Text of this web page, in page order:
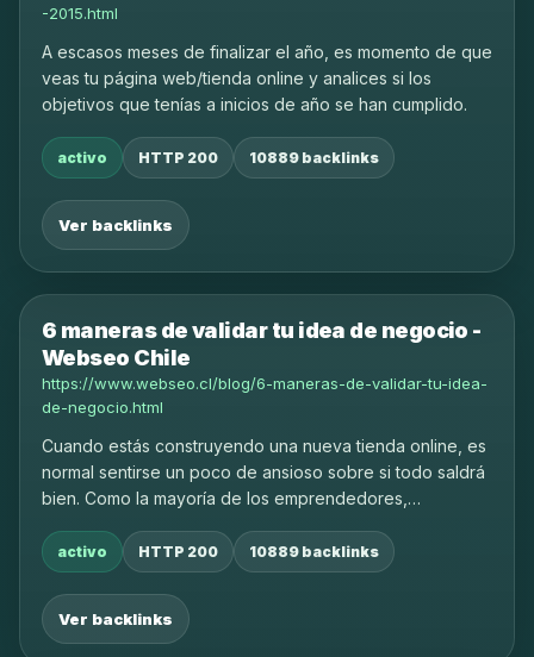
-2015.html
A escasos meses de finalizar el año, es momento de que
veas tu página web/tienda online y analices si los
objetivos que tenías a inicios de año se han cumplido.
activo HTTP 200 10889 backlinks
Ver backlinks
6 maneras de validar tu idea de negocio -
Webseo Chile
https://www.webseo.cl/blog/6-maneras-de-validar-tu-idea-
de-negocio.html
Cuando estás construyendo una nueva tienda online, es
normal sentirse un poco de ansioso sobre si todo saldrá
bien. Como la mayoría de los emprendedores,
activo HTTP 200 10889 backlinks
Ver backlinks